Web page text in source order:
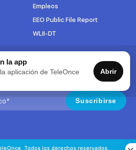
Empleos
EEO Public File Report
WLII-DT
todo lo que pasa en TeleOnce,
boletines.
Suscribirse
Todos los derechos reservados.
la app
aplicación de TeleOnce
Abrir